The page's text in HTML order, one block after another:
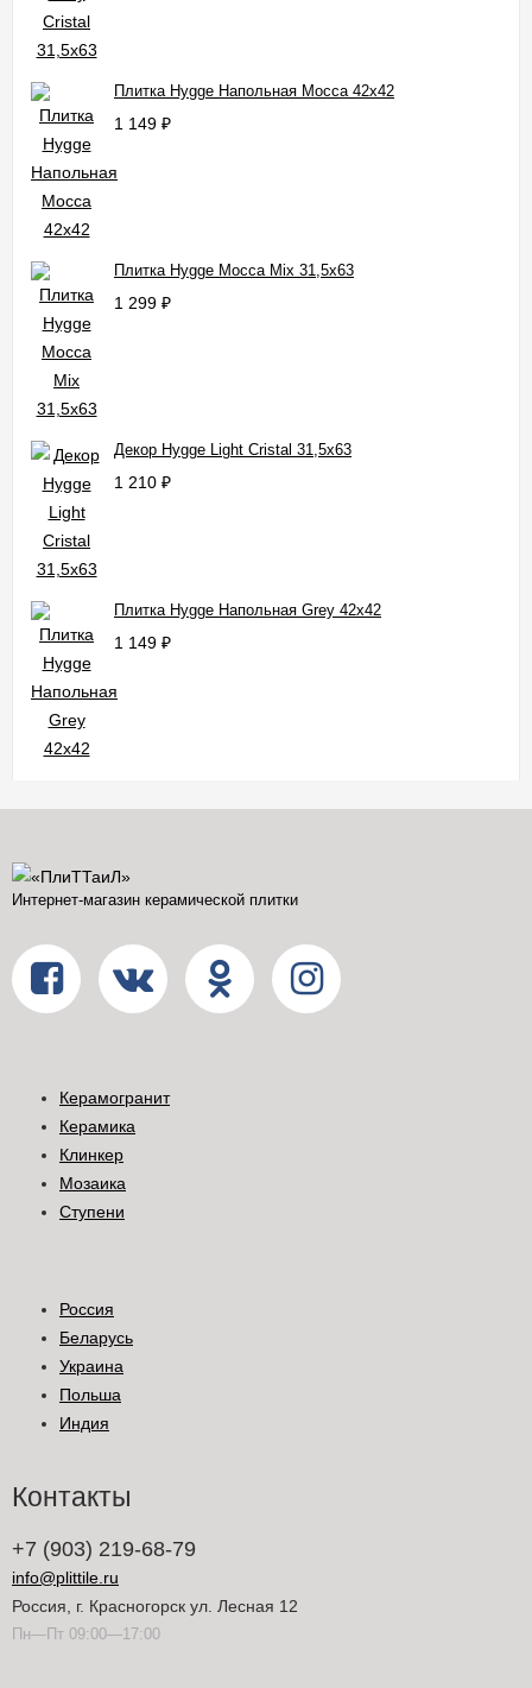
Плитка Hygge Напольная Mocca 42x42
1 149 ₽
Плитка Hygge Mocca Mix 31,5x63
1 299 ₽
Декор Hygge Light Cristal 31,5x63
1 210 ₽
Плитка Hygge Напольная Grey 42x42
1 149 ₽
Интернет-магазин керамической плитки
Керамогранит
Керамика
Клинкер
Мозаика
Ступени
Россия
Беларусь
Украина
Польша
Индия
Контакты
+7 (903) 219-68-79
info@plittile.ru
Россия, г. Красногорск ул. Лесная 12
Пн—Пт 09:00—17:00